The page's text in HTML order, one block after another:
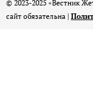
© 2023-2025 «Вестник
сайт обязательна |